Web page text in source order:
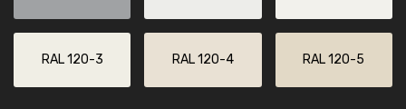
RAL 120-3 RAL 120-4 RAL 120-5